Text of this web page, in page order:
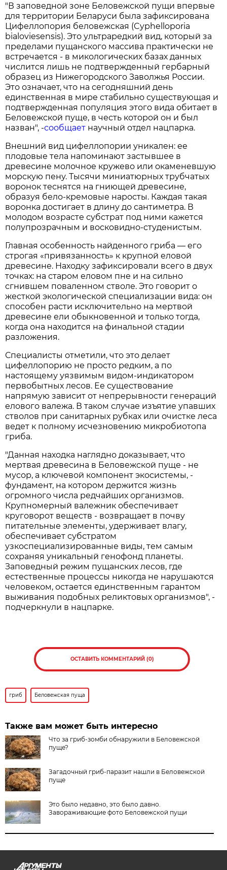
"В заповедной зоне Беловежской пущи впервые
для территории Беларуси была зафиксирована
Цифеллопория беловежская (Cyphelloporia
bialoviesensis). Это ультраредкий вид, который за
пределами пущанского массива практически не
встречается - в микологических базах данных
числится лишь не подтвержденный гербарный
образец из Нижегородского Заволжья России.
Это означает, что на сегодняшний день
единственная в мире стабильно существующая и
подтвержденная популяция этого вида обитает в
Беловежской пуще, в честь которой он и был
назван", -сообщает научный отдел нацпарка.
Внешний вид цифеллопории уникален: ее
плодовые тела напоминают застывшее в
древесине молочное кружево или окаменевшую
морскую пену. Тысячи миниатюрных трубчатых
воронок теснятся на гниющей древесине,
образуя бело-кремовые наросты. Каждая такая
воронка достигает в длину до сантиметра. В
молодом возрасте субстрат под ними кажется
полупрозрачным и восковидно-студенистым.
Главная особенность найденного гриба — его
строгая «привязанность» к крупной еловой
древесине. Находку зафиксировали всего в двух
точках: на старом еловом пне и на сильно
сгнившем поваленном стволе. Это говорит о
жесткой экологической специализации вида: он
способен расти исключительно на мертвой
древесине ели обыкновенной и только тогда,
когда она находится на финальной стадии
разложения.
Специалисты отметили, что это делает
цифеллопорию не просто редким, а по
настоящему уязвимым видом-индикатором
первобытных лесов. Ее существование
напрямую зависит от непрерывности генераций
елового валежа. В таком случае изъятие упавших
стволов при санитарных рубках или очистке леса
ведет к полному исчезновению микробиотопа
гриба.
"Данная находка наглядно доказывает, что
мертвая древесина в Беловежской пуще - не
мусор, а ключевой компонент экосистемы, -
фундамент, на котором держится жизнь
огромного числа редчайших организмов.
Крупномерный валежник обеспечивает
круговорот веществ - возвращает в почву
питательные элементы, удерживает влагу,
обеспечивает субстратом
узкоспециализированные виды, тем самым
сохраняя уникальный генофонд планеты.
Заповедный режим пущанских лесов, где
естественные процессы никогда не нарушаются
человеком, остается единственным гарантом
выживания подобных реликтовых организмов", -
подчеркнули в нацпарке.
ОСТАВИТЬ КОММЕНТАРИЙ (0)
гриб Беловежская пуща
Также вам может быть интересно
Что за гриб-зомби обнаружили в Беловежской
пуще?
Загадочный гриб-паразит нашли в Беловежской
пуще
Это было недавно, это было давно.
Завораживающие фото Беловежской пущи